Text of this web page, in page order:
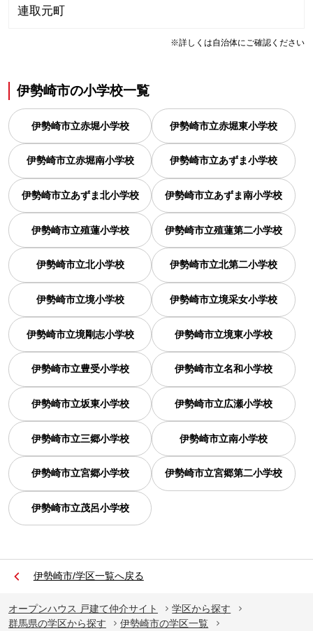
連取元町
※詳しくは自治体にご確認ください
伊勢崎市の小学校一覧
伊勢崎市立赤堀小学校 伊勢崎市立赤堀東小学校
伊勢崎市立赤堀南小学校 伊勢崎市立あずま小学校
伊勢崎市立あずま北小学校 伊勢崎市立あずま南小学校
伊勢崎市立殖蓮小学校 伊勢崎市立殖蓮第二小学校
伊勢崎市立北小学校 伊勢崎市立北第二小学校
伊勢崎市立境小学校 伊勢崎市立境采女小学校
伊勢崎市立境剛志小学校 伊勢崎市立境東小学校
伊勢崎市立豊受小学校 伊勢崎市立名和小学校
伊勢崎市立坂東小学校 伊勢崎市立広瀬小学校
伊勢崎市立三郷小学校 伊勢崎市立南小学校
伊勢崎市立宮郷小学校 伊勢崎市立宮郷第二小学校
伊勢崎市立茂呂小学校
伊勢崎市/学区一覧へ戻る
オープンハウス 戸建て仲介サイト
学区から探す
群馬県の学区から探す
伊勢崎市の学区一覧